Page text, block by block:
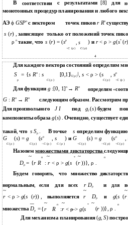
В
соответствии с результатами [8] для
монотонных процедур планирования и любого
АЭ ϕ GSPn с вектором точек пиковr Rn
s (r) , зависящее только от положений точек
ρn такие,что s (r) = (sρ s
C( ρ )
) и r< ρ >g(s* (r
−C (ρ )
4
Для каждого вектора состояний определим
S
ρ
= {s Rn : s
C( ρ )
[0,1] C( ρ ) ,s < ρ > (s , sρ
C( ρ ) −C (ρ )
Для функции g :[0, 1]n → Rn определим«
G :Rn →Rn следующим образом. Рассмотрим
Для произвольного
J I под gJ(s)будем
компоненты образаg(s) . Очевидно,существует
такой,что s Sρ . В точке s определим
G (s) =g
C( ρ )
(sρ ,s )и G
−C( ρ )
(s) = g
−C( ρ )
(sρ ,
C( ρ ) −C(ρ ) C ( ρ ) −C( ρ )
Назовеммножествами диктаторства
~ n ~
< ρ > g(s
* ~ n
Dρ= {r R :r (r))}, ρ .
Будем говорить, что множество
нормальным, если для всех r Dρ и для
~
< ρ > g(s (r)) выполняется
~
Dρ и g(s
~
r r (r
=
~ n ~ * ~ n
множестваDρ {r R :r <ρ>g(s (r ))}, ρ .
Для механизма планирования(g,S)